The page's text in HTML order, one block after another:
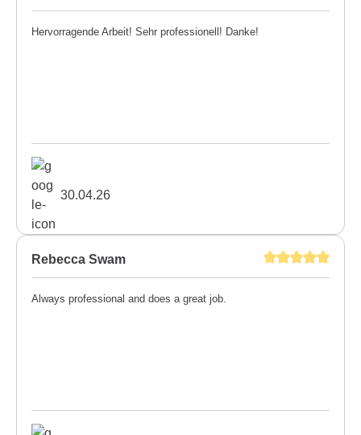
Hervorragende Arbeit! Sehr professionell! Danke!
30.04.26
Rebecca Swam
Always professional and does a great job.